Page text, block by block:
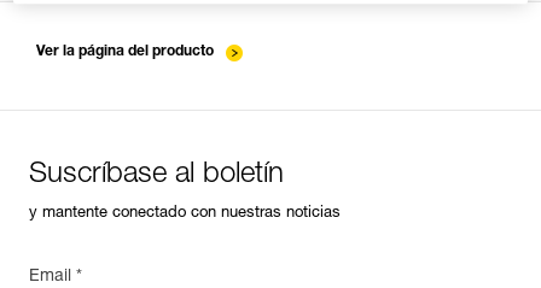
Ver la página del producto
Suscríbase al boletín
y mantente conectado con nuestras noticias
Email *